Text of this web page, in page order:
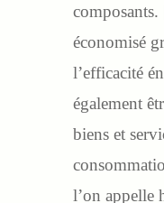
économisé
l’efficacité
également
biens et
l’on appelle